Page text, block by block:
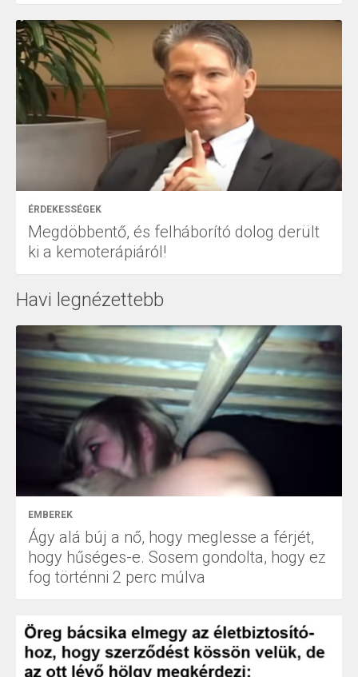
ÉRDEKESSÉGEK
Megdöbbentő, és felháborító dolog derült
ki a kemoterápiáról!
Havi legnézettebb
EMBEREK
Ágy alá búj a nő, hogy meglesse a férjét,
hogy hűséges-e. Sosem gondolta, hogy ez
fog történni 2 perc múlva